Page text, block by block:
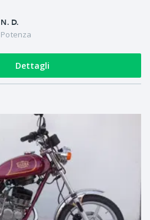
N. D.
Potenza
Dettagli